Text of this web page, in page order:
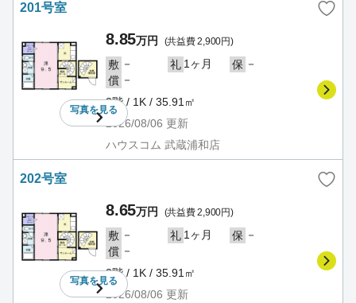
201号室
写真を見る
8.85万円 (共益費 2,900円)
敷 － 礼 1ヶ月 保 －
償 －
2階 / 1K / 35.91㎡
2026/08/06 更新
ハウスコム 武蔵浦和店
202号室
写真を見る
8.65万円 (共益費 2,900円)
敷 － 礼 1ヶ月 保 －
償 －
2階 / 1K / 35.91㎡
2026/08/06 更新